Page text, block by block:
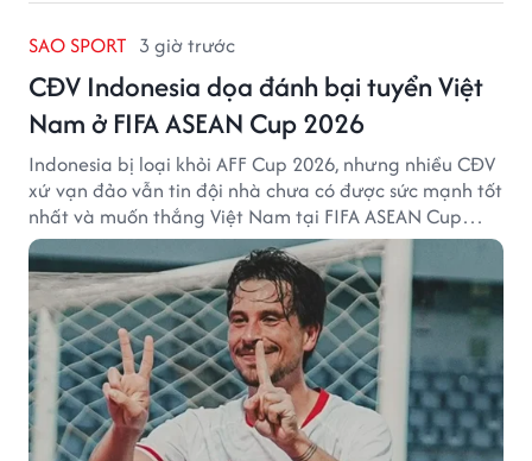
SAO SPORT 3 giờ trước
CĐV Indonesia dọa đánh bại tuyển Việt
Nam ở FIFA ASEAN Cup 2026
Indonesia bị loại khỏi AFF Cup 2026, nhưng nhiều CĐV
xứ vạn đảo vẫn tin đội nhà chưa có được sức mạnh tốt
nhất và muốn thắng Việt Nam tại FIFA ASEAN Cup
2026.